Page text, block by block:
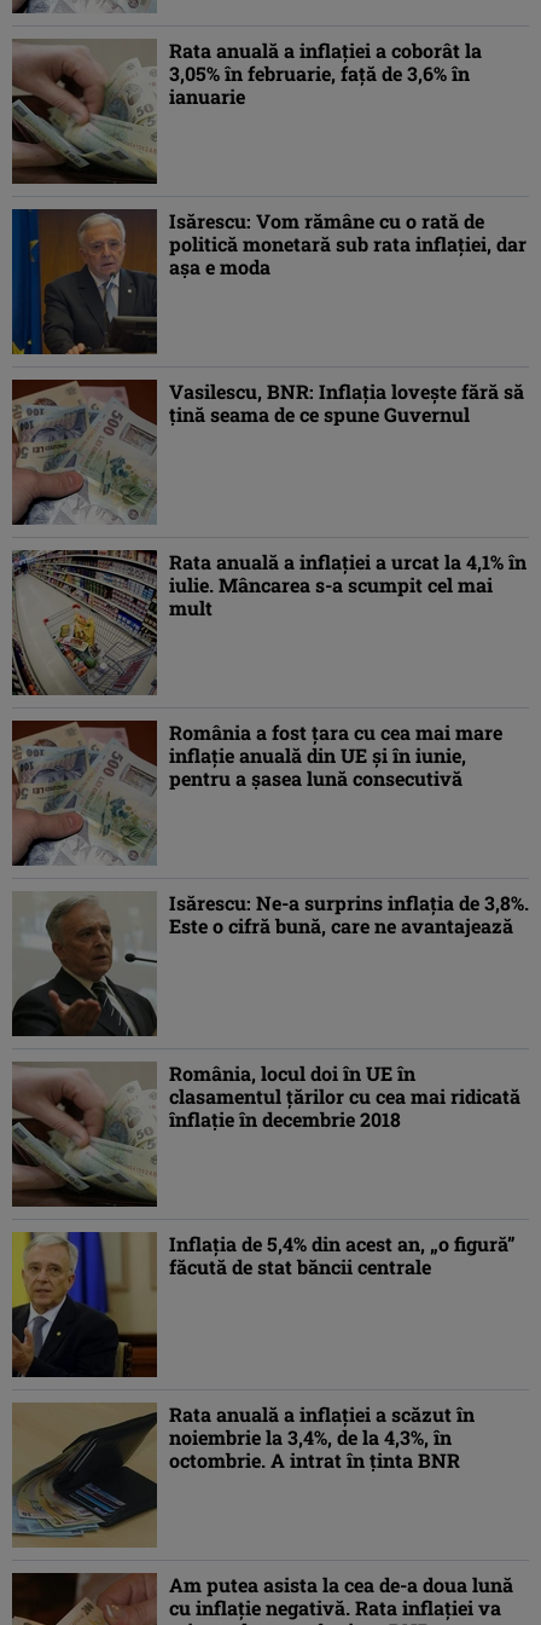
Rata anuală a inflaţiei a coborât la
3,05% în februarie, faţă de 3,6% în
ianuarie
Isărescu: Vom rămâne cu o rată de
politică monetară sub rata inflaţiei, dar
aşa e moda
Vasilescu, BNR: Inflaţia loveşte fără să
ţină seama de ce spune Guvernul
Rata anuală a inflaţiei a urcat la 4,1% în
iulie. Mâncarea s-a scumpit cel mai
mult
România a fost ţara cu cea mai mare
inflaţie anuală din UE şi în iunie,
pentru a şasea lună consecutivă
Isărescu: Ne-a surprins inflaţia de 3,8%.
Este o cifră bună, care ne avantajează
România, locul doi în UE în
clasamentul ţărilor cu cea mai ridicată
înflaţie în decembrie 2018
Inflaţia de 5,4% din acest an, „o figură”
făcută de stat băncii centrale
Rata anuală a inflaţiei a scăzut în
noiembrie la 3,4%, de la 4,3%, în
octombrie. A intrat în ţinta BNR
Am putea asista la cea de-a doua lună
cu inflaţie negativă. Rata inflaţiei va